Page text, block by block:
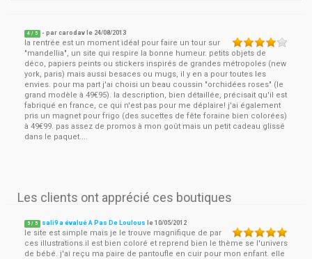
4 / 5 - parcarodav le 24/08/2013
la rentrée est un moment idéal pour faire un tour sur
"mandellia", un site qui respire la bonne humeur. petits objets de
déco, papiers peints ou stickers inspirés de grandes métropoles (new
york, paris) mais aussi besaces ou mugs, il y en a pour toutes les
envies. pour ma part j'ai choisi un beau coussin "orchidées roses" (le
grand modèle à 49€95). la description, bien détaillée, précisait qu'il est
fabriqué en france, ce qui n'est pas pour me déplaire! j'ai également
pris un magnet pour frigo (des sucettes de fête foraine bien colorées)
à 49€99. pas assez de promos à mon goût mais un petit cadeau glissé
dans le paquet....
Les clients ont apprécié ces boutiques
5 / 5 sali9 a évalué A Pas De Loulous le10/05/2012
le site est simple mais je le trouve magnifique de par
ces illustrations.il est bien coloré et reprend bien le thème se l'univers
de bébé. j'ai reçu ma paire de pantoufle en cuir pour mon enfant. elle